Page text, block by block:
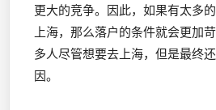
更大的竞争。因此，如果有太多
上海，那么落户的条件就会更加
多人尽管想要去上海，但是最终
因。